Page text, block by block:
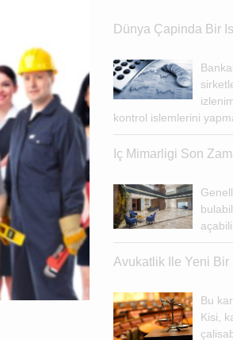
Dünya Çapinda Bir
kontrol islemlerini
Iç Mimarligi Son
Avukatlik Ile Yeni
Bu
Kisi,